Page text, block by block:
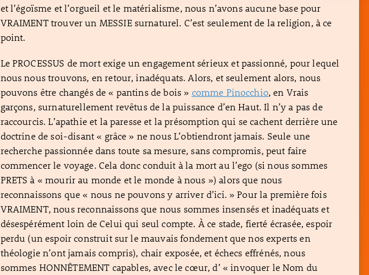
et l’égoïsme et l’orgueil et le matérialisme, nous n’avons aucune base pour
VRAIMENT trouver un MESSIE surnaturel. C’est seulement de la religion, à ce
point.
Le PROCESSUS de mort exige un engagement sérieux et passionné, pour lequel
nous nous trouvons, en retour, inadéquats. Alors, et seulement alors, nous
pouvons être changés de « pantins de bois » comme Pinocchio, en Vrais
garçons, surnaturellement revêtus de la puissance d’en Haut. Il n’y a pas de
raccourcis. L’apathie et la paresse et la présomption qui se cachent derrière une
doctrine de soi-disant « grâce » ne nous L’obtiendront jamais. Seule une
recherche passionnée dans toute sa mesure, sans compromis, peut faire
commencer le voyage. Cela donc conduit à la mort au l’ego (si nous sommes
PRETS à « mourir au monde et le monde à nous ») alors que nous
reconnaissons que « nous ne pouvons y arriver d’ici. » Pour la première fois
VRAIMENT, nous reconnaissons que nous sommes insensés et inadéquats et
désespérément loin de Celui qui seul compte. À ce stade, fierté écrasée, espoir
perdu (un espoir construit sur le mauvais fondement que nos experts en
théologie n’ont jamais compris), chair exposée, et échecs effrénés, nous
sommes HONNÊTEMENT capables, avec le cœur, d’ « invoquer le Nom du